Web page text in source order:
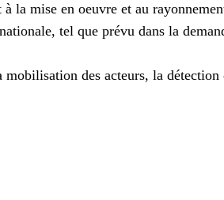
la mise en oeuvre et au
tel que prévu dans la
des acteurs, la détection